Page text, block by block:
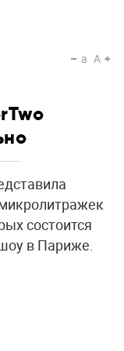
a A
состоится
в Париже.